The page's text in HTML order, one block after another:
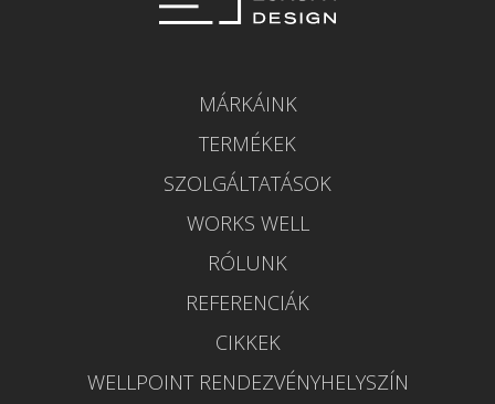
MÁRKÁINK
TERMÉKEK
SZOLGÁLTATÁSOK
WORKS WELL
RÓLUNK
REFERENCIÁK
CIKKEK
WELLPOINT RENDEZVÉNYHELYSZÍN